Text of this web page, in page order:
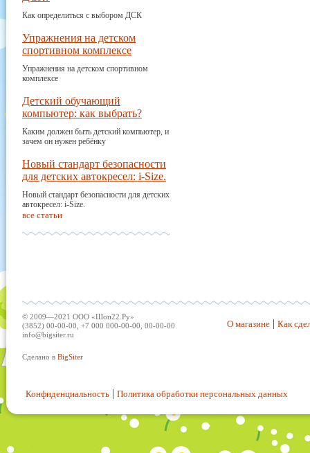
Как определиться с выбором ДСК
Упражнения на детском
спортивном комплексе
Упражнения на детском спортивном
комплексе
Детский обучающий
компьютер: как выбрать?
Каким должен быть детский компьютер, и
зачем он нужен ребёнку
Новый стандарт безопасности
для детских автокресел: i-Size.
Новый стандарт безопасности для детских
автокресел: i-Size.
все статьи
© 2009—2021 ООО «Шоп22.Ру»
(3852) 00-00-00, +7 000 000-00-00, 00-00-00
info@bigsiter.ru
Сделано в BigSiter
О магазине Как
Конфиденциальность Политика обработки персональных данных